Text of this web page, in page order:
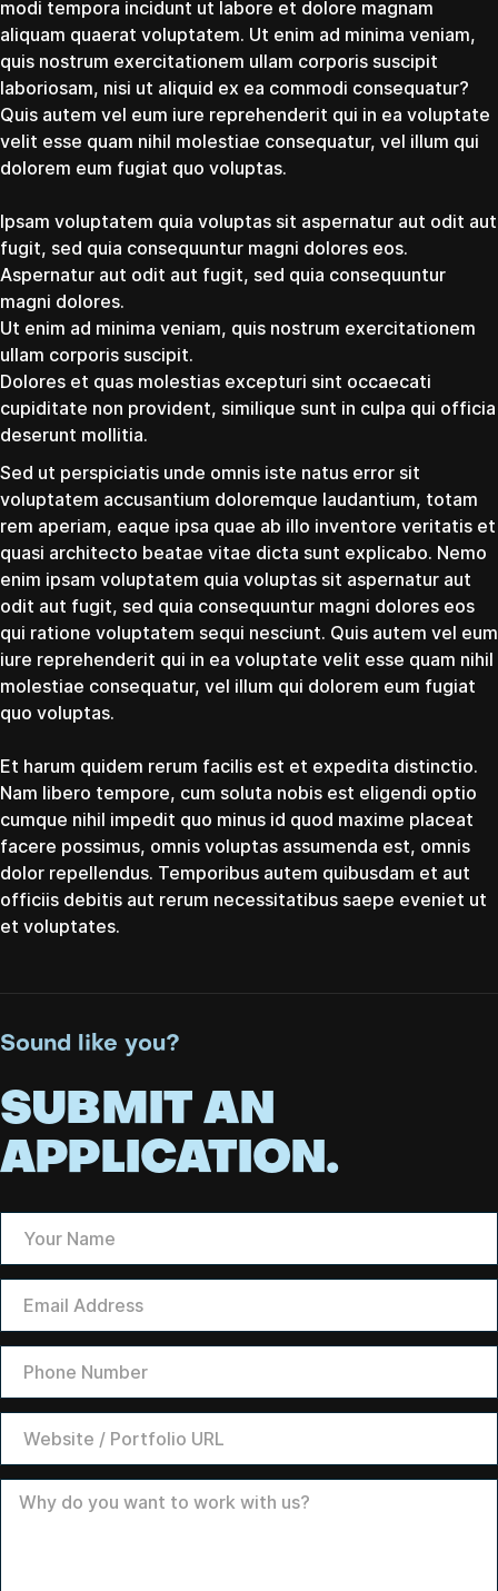
modi tempora incidunt ut labore et dolore magnam
aliquam quaerat voluptatem. Ut enim ad minima veniam,
quis nostrum exercitationem ullam corporis suscipit
laboriosam, nisi ut aliquid ex ea commodi consequatur?
Quis autem vel eum iure reprehenderit qui in ea voluptate
velit esse quam nihil molestiae consequatur, vel illum qui
dolorem eum fugiat quo voluptas.
Ipsam voluptatem quia voluptas sit aspernatur aut odit aut
fugit, sed quia consequuntur magni dolores eos.
Aspernatur aut odit aut fugit, sed quia consequuntur
magni dolores.
Ut enim ad minima veniam, quis nostrum exercitationem
ullam corporis suscipit.
Dolores et quas molestias excepturi sint occaecati
cupiditate non provident, similique sunt in culpa qui officia
deserunt mollitia.
Sed ut perspiciatis unde omnis iste natus error sit
voluptatem accusantium doloremque laudantium, totam
rem aperiam, eaque ipsa quae ab illo inventore veritatis et
quasi architecto beatae vitae dicta sunt explicabo. Nemo
enim ipsam voluptatem quia voluptas sit aspernatur aut
odit aut fugit, sed quia consequuntur magni dolores eos
qui ratione voluptatem sequi nesciunt. Quis autem vel eum
iure reprehenderit qui in ea voluptate velit esse quam nihil
molestiae consequatur, vel illum qui dolorem eum fugiat
quo voluptas.
Et harum quidem rerum facilis est et expedita distinctio.
Nam libero tempore, cum soluta nobis est eligendi optio
cumque nihil impedit quo minus id quod maxime placeat
facere possimus, omnis voluptas assumenda est, omnis
dolor repellendus. Temporibus autem quibusdam et aut
officiis debitis aut rerum necessitatibus saepe eveniet ut
et voluptates.
Sound like you?
SUBMIT AN
APPLICATION.